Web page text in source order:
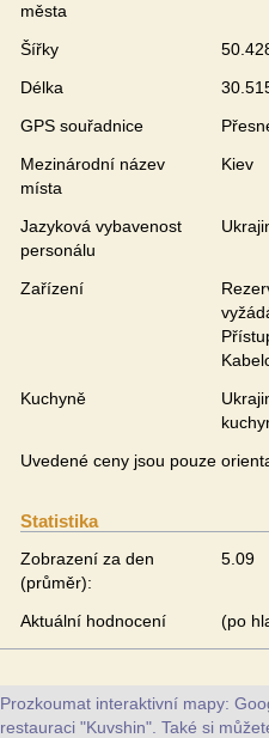
města
Šířky
Délka
GPS souřadnice
Mezinárodní název
místa
Kiev
Jazyková vybavenost
personálu
Zařízení
Kuchyně
Uvedené ceny jsou pouze
Statistika
Zobrazení za den
(průměr):
5.09
Aktuální hodnocení (po
Prozkoumat interaktivní mapy:
restauraci "Kuvshin". Také si